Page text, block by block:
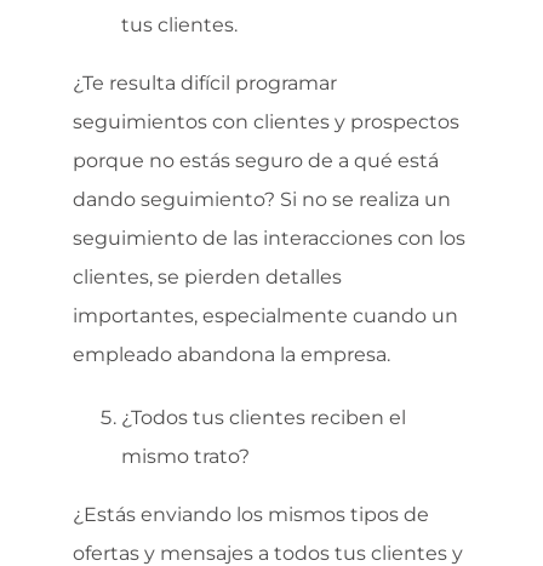
tus clientes.
¿Te resulta difícil programar
seguimientos con clientes y prospectos
porque no estás seguro de a qué está
dando seguimiento? Si no se realiza un
seguimiento de las interacciones con los
clientes, se pierden detalles
importantes, especialmente cuando un
empleado abandona la empresa.
¿Todos tus clientes reciben el
mismo trato?
¿Estás enviando los mismos tipos de
ofertas y mensajes a todos tus clientes y